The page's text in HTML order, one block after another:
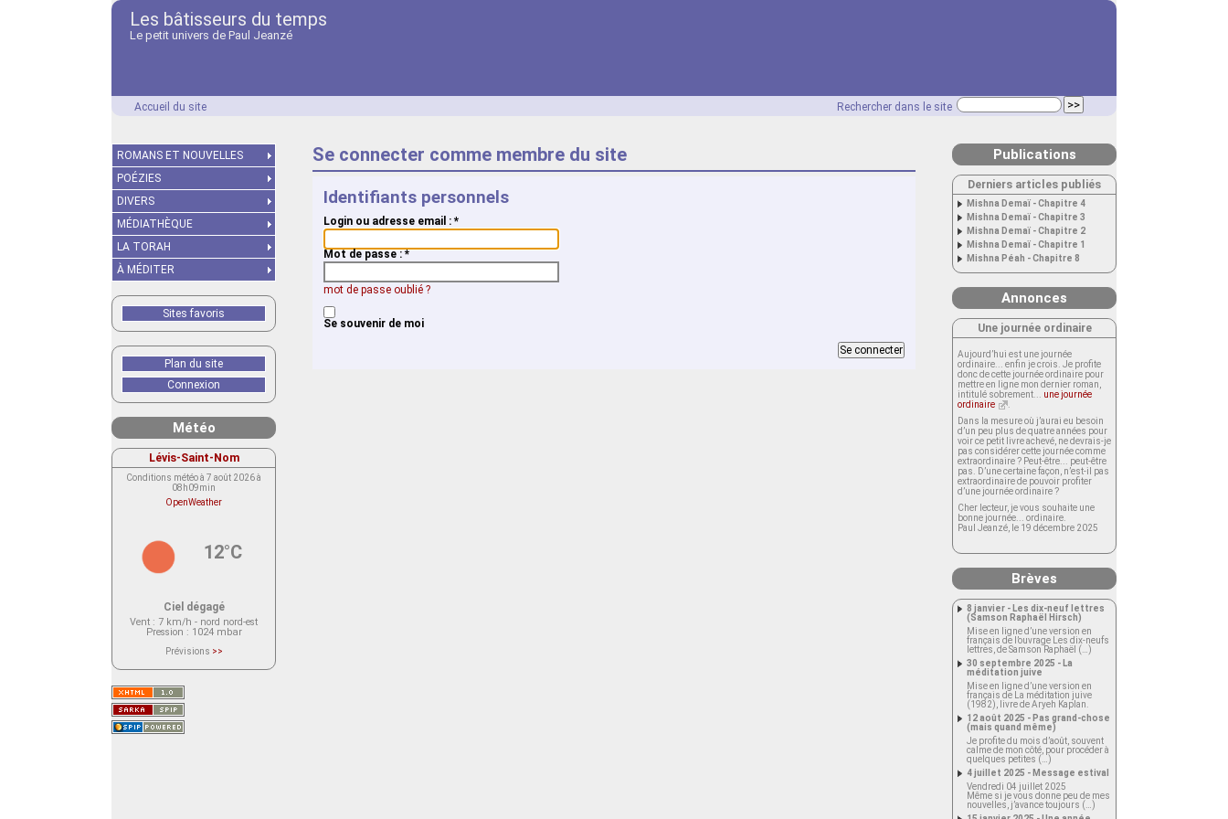
Les bâtisseurs du temps
Le petit univers de Paul Jeanzé
Rechercher dans le site
Accueil du site
Se connecter comme membre du site
Identifiants personnels
Login ou adresse email : *
Mot de passe :*
mot de passe oublié ?
Se souvenir de moi
ROMANS ET NOUVELLES
POÉZIES
DIVERS
MÉDIATHÈQUE
LA TORAH
À MÉDITER
Sites favoris
Plan du site
Connexion
Météo
Lévis-Saint-Nom
Conditions météo à 7 août 2026 à
08h09min
OpenWeather
12°C
Ciel dégagé
Vent : 7 km/h - nord nord-est
Pression : 1024 mbar
Prévisions >>
actuellement aucune prévision
Saint-Nom.
Veuillez consulter le message du
service ci-dessous.
(401 - Invalid API key. Please see
https://openweathermap.org/faq#error401
Publications
Derniers articles publiés
Mishna Demaï - Chapitre 4
Mishna Demaï - Chapitre 3
Mishna Demaï - Chapitre 2
Mishna Demaï - Chapitre 1
Mishna Péah - Chapitre 8
Annonces
Une journée ordinaire
Aujourd’hui est une journée
ordinaire... enfin je crois. Je profite
donc de cette journée ordinaire pour
mettre en ligne mon dernier roman,
intitulé sobrement... une journée
ordinaire
Dans la mesure où j’aurai eu besoin
d’un peu plus de quatre années pour
voir ce petit livre achevé, ne devrais-je
pas considérer cette journée comme
extraordinaire ? Peut-être... peut-être
pas. D’une certaine façon, n’est-il pas
extraordinaire de pouvoir profiter
d’une journée ordinaire ?
Cher lecteur, je vous souhaite une
bonne journée... ordinaire.
Paul Jeanzé, le 19 décembre 2025
Brèves
8 janvier - Les dix-neuf lettres
(Samson Raphaël Hirsch)
Mise en ligne d’une version en
français de l’ouvrage Les dix-neufs
lettres, de Samson Raphaël (…)
30 septembre 2025 - La
méditation juive
Mise en ligne d’une version en
français de La méditation juive
(1982), livre de Aryeh Kaplan.
12 août 2025 - Pas grand-chose
(mais quand même)
Je profite du mois d’août, souvent
calme de mon côté, pour procéder à
quelques petites (…)
4 juillet 2025 - Message estival
Vendredi 04 juillet 2025
Même si je vous donne peu de mes
nouvelles, j’avance toujours (…)